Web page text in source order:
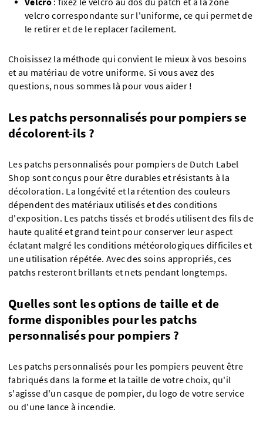
velcro correspondante sur l'uniforme, ce qui permet de
le retirer et de le replacer facilement.
Choisissez la méthode qui convient le mieux à vos besoins
et au matériau de votre uniforme. Si vous avez des
questions, nous sommes là pour vous aider !
Les patchs personnalisés pour pompiers se
décolorent-ils ?
Les patchs personnalisés pour pompiers de Dutch Label
Shop sont conçus pour être durables et résistants à la
décoloration. La longévité et la rétention des couleurs
dépendent des matériaux utilisés et des conditions
d'exposition. Les patchs tissés et brodés utilisent des fils de
haute qualité et grand teint pour conserver leur aspect
éclatant malgré les conditions météorologiques difficiles et
une utilisation répétée. Avec des soins appropriés, ces
patchs resteront brillants et nets pendant longtemps.
Quelles sont les options de taille et de
forme disponibles pour les patchs
personnalisés pour pompiers ?
Les patchs personnalisés pour les pompiers peuvent être
fabriqués dans la forme et la taille de votre choix, qu'il
s'agisse d'un casque de pompier, du logo de votre service
ou d'une lance à incendie.